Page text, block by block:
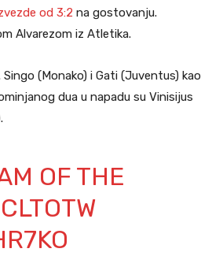
od 3:2 na gostovanju.
Alvarezom iz Atletika.
(Monako) i Gati (Juventus) kao
dua u napadu su Vinisijus
OF THE